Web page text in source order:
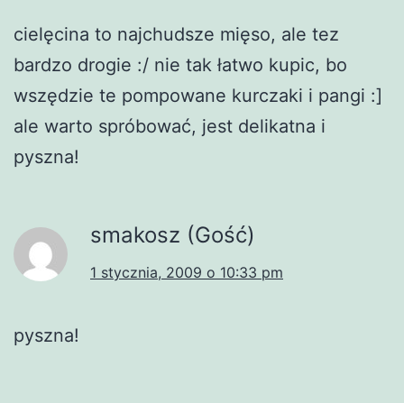
cielęcina to najchudsze mięso, ale tez
bardzo drogie :/ nie tak łatwo kupic, bo
wszędzie te pompowane kurczaki i pangi :]
ale warto spróbować, jest delikatna i
pyszna!
smakosz (Gość)
1 stycznia, 2009 o 10:33 pm
pyszna!